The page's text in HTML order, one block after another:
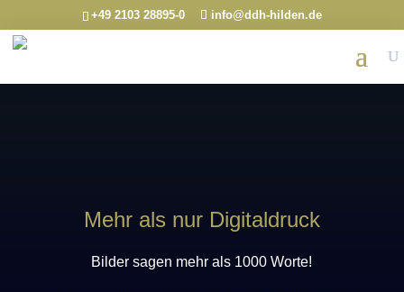
+49 2103 28895-0 info@ddh-hilden.de
Mehr als nur Digitaldruck
Bilder sagen mehr als 1000 Worte!